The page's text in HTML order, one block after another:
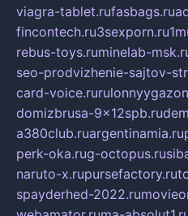
viagra-tablet.rufasbags.ru
fincontech.ru3sexporn.ru
rebus-toys.ruminelab-
seo-prodvizhenie-sajtov-
card-voice.ru
domizbrusa-9x12spb.ru
a380club.ruargentinamia.ru
perk-oka.rug-octopus.ru
naruto-x.rupursefactory.ru
spayderhed-2022.ru